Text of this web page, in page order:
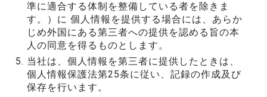
準に適合する体制を整備している者を除きま
す。）に 個人情報を提供する場合には、あらか
じめ外国にある第三者への提供を認める旨の本
人の同意を得るものとします。
当社は、個人情報を第三者に提供したときは、
個人情報保護法第25条に従い、記録の作成及び
保存を行います。